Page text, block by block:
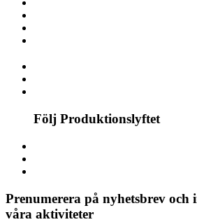
Följ Produktionslyftet
Prenumerera på nyhetsbrev
våra aktiviteter